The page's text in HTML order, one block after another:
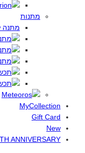
מתנות
מתנה
MyCollection
Gift Card
New
ANNIVERSARY